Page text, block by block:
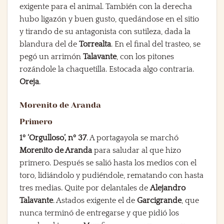
exigente para el animal. También con la derecha
hubo ligazón y buen gusto, quedándose en el sitio
y tirando de su antagonista con sutileza, dada la
blandura del de Torrealta. En el final del trasteo, se
pegó un arrimón Talavante, con los pitones
rozándole la chaquetilla. Estocada algo contraria.
Oreja.
Morenito de Aranda
Primero
1º ‘Orgulloso’, nº 37. A portagayola se marchó
Morenito de Arandapara saludar al que hizo
primero. Después se salió hasta los medios con el
toro, lidiándolo y pudiéndole, rematando con hasta
tres medias. Quite por delantales deAlejandro
Talavante. Astados exigente el de Garcigrande, que
nunca terminó de entregarse y que pidió los